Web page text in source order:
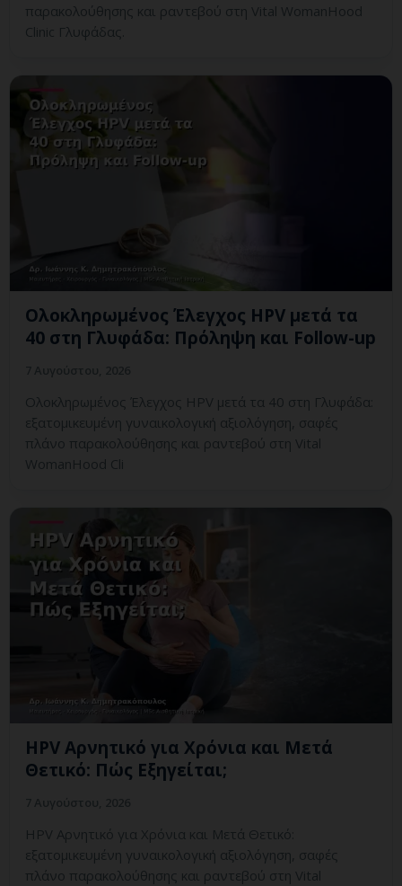
παρακολούθησης και ραντεβού στη Vital WomanHood
Clinic Γλυφάδας.
Ολοκληρωμένος Έλεγχος HPV μετά τα
40 στη Γλυφάδα: Πρόληψη και Follow-up
Ολοκληρωμένος Έλεγχος HPV μετά τα 40 στη Γλυφάδα:
εξατομικευμένη γυναικολογική αξιολόγηση, σαφές
πλάνο παρακολούθησης και ραντεβού στη Vital
WomanHood Cli
HPV Αρνητικό για Χρόνια και Μετά
Θετικό: Πώς Εξηγείται;
HPV Αρνητικό για Χρόνια και Μετά Θετικό:
εξατομικευμένη γυναικολογική αξιολόγηση, σαφές
πλάνο παρακολούθησης και ραντεβού στη Vital